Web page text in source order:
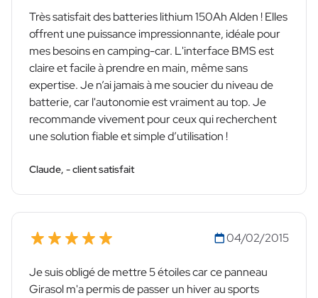
Très satisfait des batteries lithium 150Ah Alden ! Elles
offrent une puissance impressionnante, idéale pour
mes besoins en camping-car. L'interface BMS est
claire et facile à prendre en main, même sans
expertise. Je n’ai jamais à me soucier du niveau de
batterie, car l'autonomie est vraiment au top. Je
recommande vivement pour ceux qui recherchent
une solution fiable et simple d’utilisation !
Claude, - client satisfait
04/02/2015
Je suis obligé de mettre 5 étoiles car ce panneau
Girasol m'a permis de passer un hiver au sports